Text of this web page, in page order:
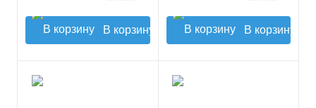
В корзину В корзину